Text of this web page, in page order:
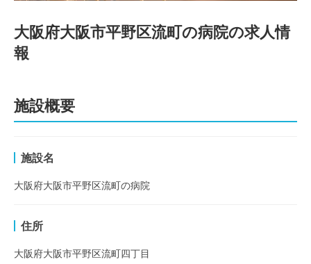
大阪府大阪市平野区流町の病院の求人情
報
施設概要
施設名
大阪府大阪市平野区流町の病院
住所
大阪府大阪市平野区流町四丁目